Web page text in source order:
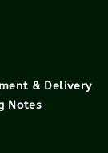
& Delivery
Notes